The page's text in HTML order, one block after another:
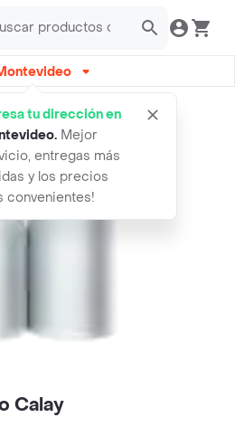
tu dirección en
. Mejor
entregas más
y los precios
convenientes!
Calay